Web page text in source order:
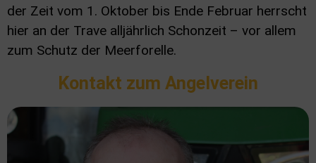
der Zeit vom 1. Oktober bis Ende Februar herrscht
hier an der Trave alljährlich Schonzeit – vor allem
zum Schutz der Meerforelle.
Kontakt zum Angelverein